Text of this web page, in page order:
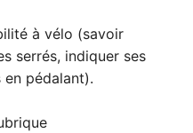
à vélo (savoir
serrés, indiquer ses
pédalant).